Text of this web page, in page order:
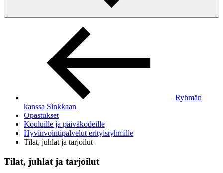
Ryhmän
kanssa Sinkkaan
Opastukset
Kouluille ja päiväkodeille
Hyvinvointipalvelut erityisryhmille
Tilat, juhlat ja tarjoilut
Tilat, juhlat ja tarjoilut